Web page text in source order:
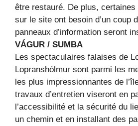
être restauré. De plus,
sur le site ont besoin d’un coup
panneaux d’information seront
VÁGUR / SUMBA
Les spectaculaires falaises de
Lopranshólmur sont parmi les
les plus impressionnantes de
travaux d’entretien viseront en
l’accessibilité et la sécurité du
un chemin et en installant des